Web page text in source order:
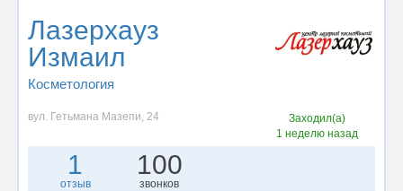
Лазерхауз
Измаил
Косметология
вул. Гетьмана Мазепи, 24
Заходил(а)
1 неделю назад
1
отзыв
100
звонков